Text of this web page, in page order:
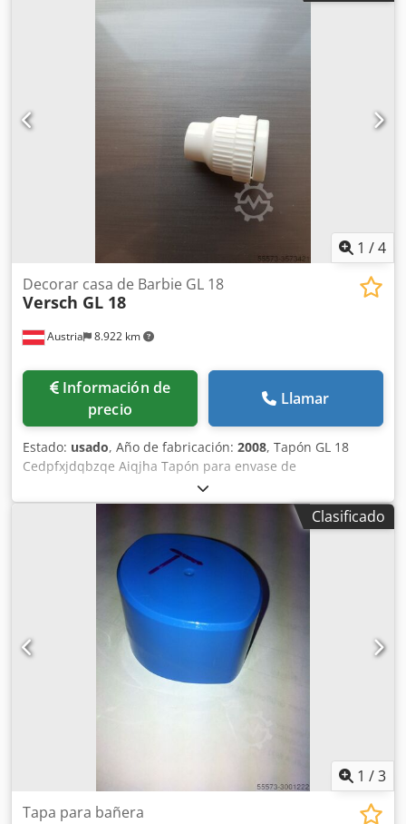
1 /4
Austria 8.922 km
Decorar casa de Barbie GL 18
Versch GL 18
Información de
precio
Llamar
Estado: usado, Año de fabricación: 2008, Tapón GL 18
Cedpfxjdqbzqe Aiqjha Tapón para envase de
medicamentos, modelo GL18 Molde para inyección con 10
cavidades
Clasificado
1 /3
Tapa para bañera